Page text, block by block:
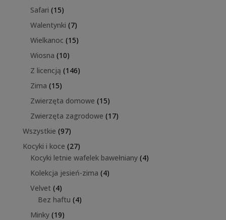
Safari 1515
produktów
Walentynki 77
produktów
Wielkanoc 1515
Wiosna 1010
produktów
Z licencją 146146
Zima 1515
produktów
Zwierzęta domowe 1515
produktów
Zwierzęta zagrodowe 1717
Wszystkie 9797
produktów
Kocyki i koce 2727
produktów
Kocyki letnie wafelek bawełniany 44
Kolekcja jesień-zima 44
Velvet 44
produkty
Bez haftu 44
Minky 1919